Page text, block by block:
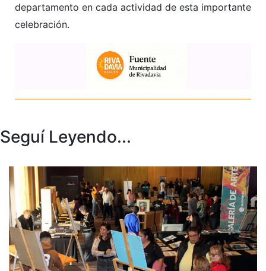
departamento en cada actividad de esta importante
celebración.
Seguí Leyendo...